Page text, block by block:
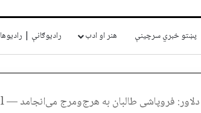
پښتو خبري سرچينې هنر او ادب رادیوګانې | رادیوها
دلاور: فروپاشی طالبان به هرج‌ومرج می‌انجامد — Afintl